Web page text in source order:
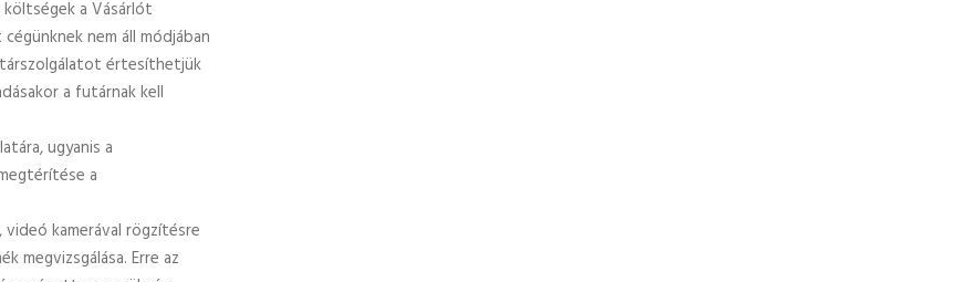
a Vásárlót
nem áll módjában
értesíthetjük
a futárnak kell
ugyanis a
a
kamerával rögzítésre
megvizsgálása. Erre az